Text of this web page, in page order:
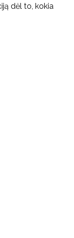
dėl to, kokia